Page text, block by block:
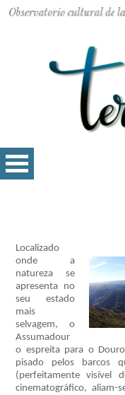
Localizado
onde a
natureza se
apresenta no
seu estado
mais
selvagem, o
Assumadour
o espreita para o
pisado pelos barcos
(perfeitamente visível
cinematográfico,